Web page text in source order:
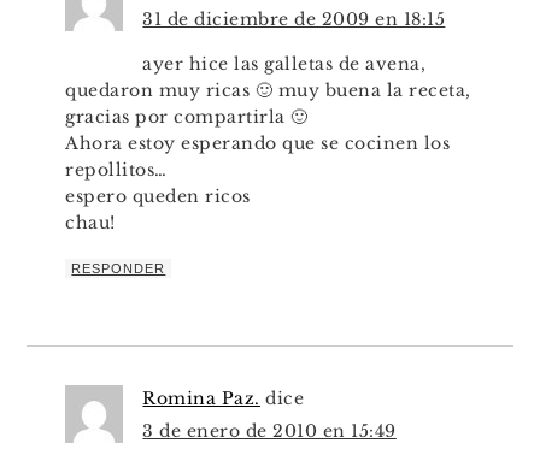
31 de diciembre de 2009 en 18:15
ayer hice las galletas de avena,
quedaron muy ricas 🙂 muy buena la receta,
gracias por compartirla 🙂
Ahora estoy esperando que se cocinen los
repollitos…
espero queden ricos
chau!
RESPONDER
Romina Paz. dice
3 de enero de 2010 en 15:49